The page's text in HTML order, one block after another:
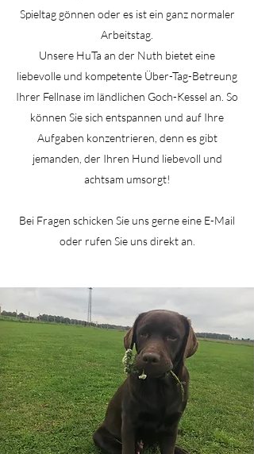
Spieltag gönnen oder es ist ein ganz normaler
Arbeitstag.
Unsere HuTa an der Nuth bietet eine
liebevolle und kompetente Über-Tag-Betreung
Ihrer Fellnase im ländlichen Goch-Kessel an. So
können Sie sich entspannen und auf Ihre
Aufgaben konzentrieren, denn es gibt
jemanden, der Ihren Hund liebevoll und
achtsam umsorgt!
Bei Fragen schicken Sie uns gerne eine E-Mail
oder rufen Sie uns direkt an.